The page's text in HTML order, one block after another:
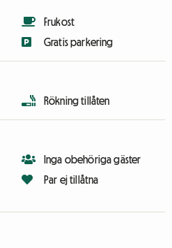
Frukost
Gratis parkering
Rökning tillåten
Inga obehöriga gäster
Par ej tillåtna